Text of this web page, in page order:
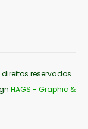
reservados.
HAGS - Graphic &